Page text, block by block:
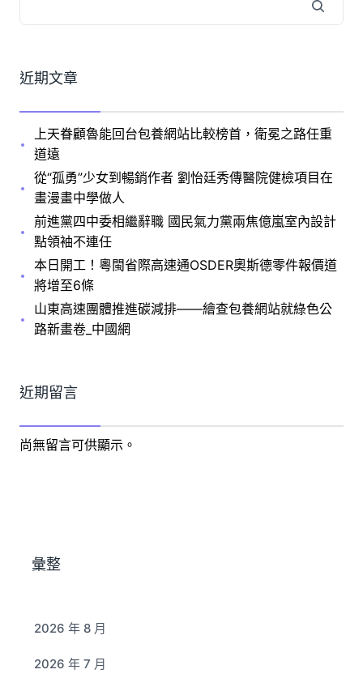
近期文章
上天眷顧魯能回台包養網站比較榜首，衛冕之路任重
道遠
從“孤勇”少女到暢銷作者 劉怡廷秀傳醫院健檢項目在
畫漫畫中學做人
前進黨四中委相繼辭職 國民氣力黨兩焦億嵐室內設計
點領袖不連任
本日開工！粵閩省際高速通OSDER奧斯德零件報價道
將增至6條
山東高速團體推進碳減排——繪查包養網站就綠色公
路新畫卷_中國網
近期留言
尚無留言可供顯示。
彙整
2026 年 8 月
2026 年 7 月